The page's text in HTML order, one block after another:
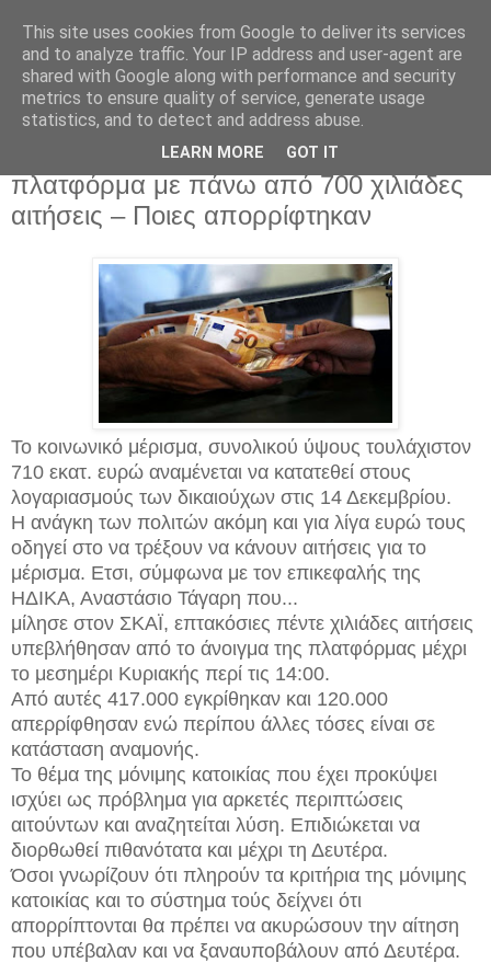
Κυριακή 9 Δεκεμβρίου 2018
Κοινωνικό μέρισμα : Χαμός στην
πλατφόρμα με πάνω από 700 χιλιάδες
αιτήσεις – Ποιες απορρίφτηκαν
Το κοινωνικό μέρισμα, συνολικού ύψους τουλάχιστον
710 εκατ. ευρώ αναμένεται να κατατεθεί στους
λογαριασμούς των δικαιούχων στις 14 Δεκεμβρίου.
Η ανάγκη των πολιτών ακόμη και για λίγα ευρώ τους
οδηγεί στο να τρέξουν να κάνουν αιτήσεις για το
μέρισμα. Ετσι, σύμφωνα με τον επικεφαλής της
ΗΔΙΚΑ, Αναστάσιο Τάγαρη που...
μίλησε στον ΣΚΑΪ, επτακόσιες πέντε χιλιάδες αιτήσεις
υπεβλήθησαν από το άνοιγμα της πλατφόρμας μέχρι
το μεσημέρι Κυριακής περί τις 14:00.
Από αυτές 417.000 εγκρίθηκαν και 120.000
απερρίφθησαν ενώ περίπου άλλες τόσες είναι σε
κατάσταση αναμονής.
Το θέμα της μόνιμης κατοικίας που έχει προκύψει
ισχύει ως πρόβλημα για αρκετές περιπτώσεις
αιτούντων και αναζητείται λύση. Επιδιώκεται να
διορθωθεί πιθανότατα και μέχρι τη Δευτέρα.
Όσοι γνωρίζουν ότι πληρούν τα κριτήρια της μόνιμης
κατοικίας και το σύστημα τούς δείχνει ότι
απορρίπτονται θα πρέπει να ακυρώσουν την αίτηση
που υπέβαλαν και να ξαναυποβάλουν από Δευτέρα.
This site uses cookies from Google to deliver its services
and to analyze traffic. Your IP address and user-agent are
shared with Google along with performance and security
metrics to ensure quality of service, generate usage
statistics, and to detect and address abuse.
LEARN MORE GOT IT